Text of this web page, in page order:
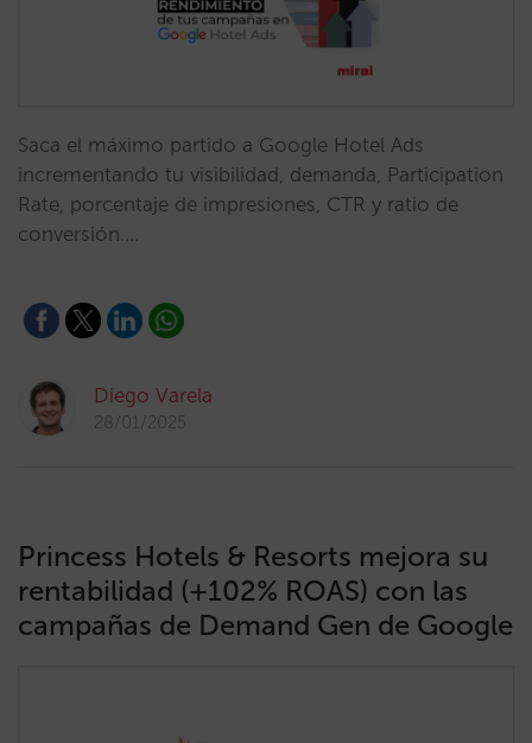
Saca el máximo partido a Google Hotel Ads
incrementando tu visibilidad, demanda, Participation
Rate, porcentaje de impresiones, CTR y ratio de
conversión.…
Diego Varela
28/01/2025
Princess Hotels & Resorts mejora su
rentabilidad (+102% ROAS) con las
campañas de Demand Gen de Google